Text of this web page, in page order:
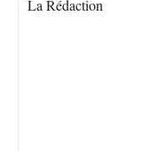
La Rédaction